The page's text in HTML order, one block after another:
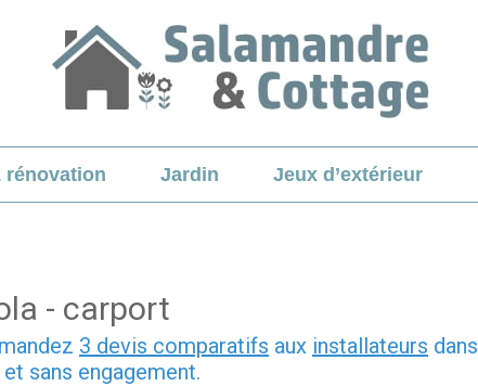
rénovation Jardin Jeux d’extérieur
- carport
3 devis comparatifs aux installateurs
sans engagement.